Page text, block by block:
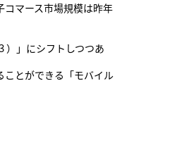
マース市場規模は昨年
」にシフトしつつあ
ことができる「モバイル